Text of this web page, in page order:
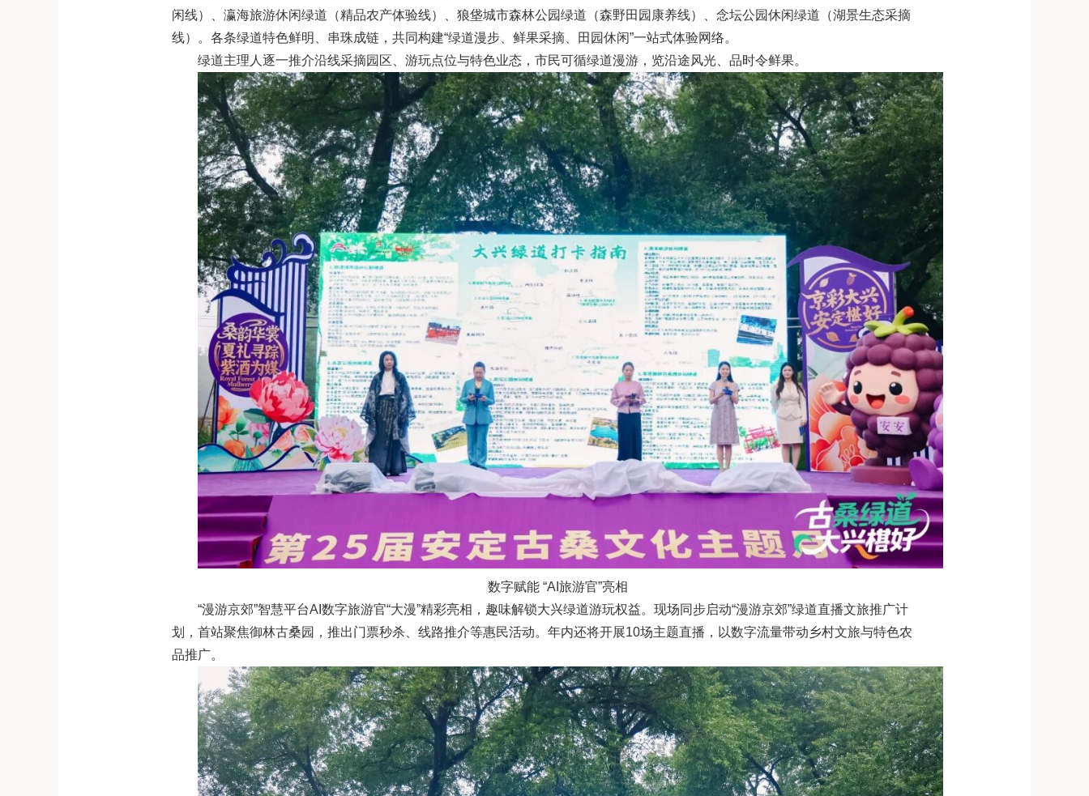
闲线）、瀛海旅游休闲绿道（精品农产体验线）、狼垡城市森林公园绿道（森野田园康养线）、念坛公园休闲绿道（湖景生态采摘
线）。各条绿道特色鲜明、串珠成链，共同构建“绿道漫步、鲜果采摘、田园休闲”一站式体验网络。
绿道主理人逐一推介沿线采摘园区、游玩点位与特色业态，市民可循绿道漫游，览沿途风光、品时令鲜果。
数字赋能 “AI旅游官”亮相
“漫游京郊”智慧平台AI数字旅游官“大漫”精彩亮相，趣味解锁大兴绿道游玩权益。现场同步启动“漫游京郊”绿道直播文旅推广计
划，首站聚焦御林古桑园，推出门票秒杀、线路推介等惠民活动。年内还将开展10场主题直播，以数字流量带动乡村文旅与特色农
品推广。